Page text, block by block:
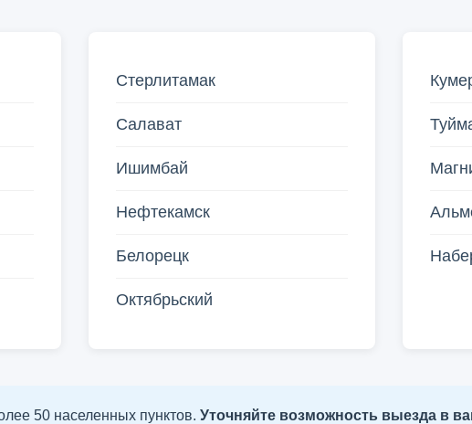
Стерлитамак
Салават
Ишимбай
Нефтекамск
Белорецк
Октябрьский
50 населенных пунктов. Уточняйте возможность выезда в